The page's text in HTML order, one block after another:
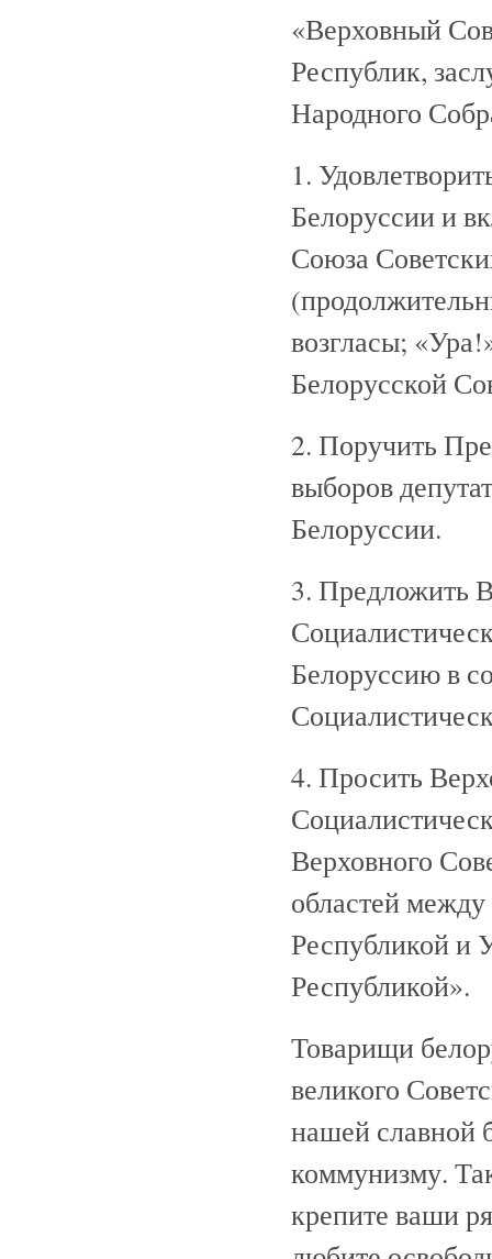
«Верховный
Республик,
Народного
1.
Белоруссии и
Союза
возгласы;
Белорусской
2. Поручить
выборов
Белоруссии.
3. Предложить
Белоруссию в
4. Просить
Верховного
областей
Республикой и
Республикой».
Товарищи
великого
нашей славной
коммунизму.
крепите ваши